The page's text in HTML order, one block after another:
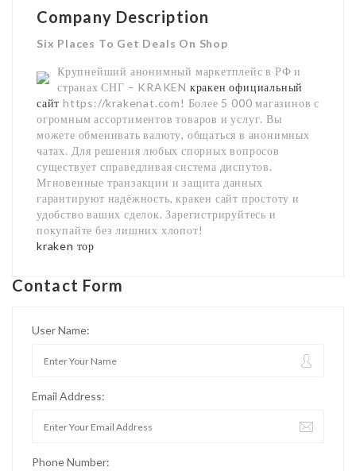
Company Description
Six Places To Get Deals On Shop
Крупнейший анонимный маркетплейс в РФ и
странах СНГ – KRAKEN кракен официальный
сайт https://krakenat.com! Более 5 000 магазинов с
огромным ассортиментов товаров и услуг. Вы
можете обменивать валюту, общаться в анонимных
чатах. Для решения любых спорных вопросов
существует справедливая система диспутов.
Мгновенные транзакции и защита данных
гарантируют надёжность, кракен сайт простоту и
удобство ваших сделок. Зарегистрируйтесь и
покупайте без лишних хлопот!
kraken тор
Contact Form
User Name:
Email Address:
Phone Number: